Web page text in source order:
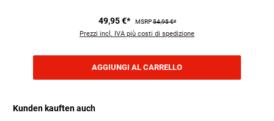
49,95 €* MSRP54,95 €*
Prezzi incl. IVA più costi di spedizione
AGGIUNGI AL CARRELLO
Kunden kauften auch